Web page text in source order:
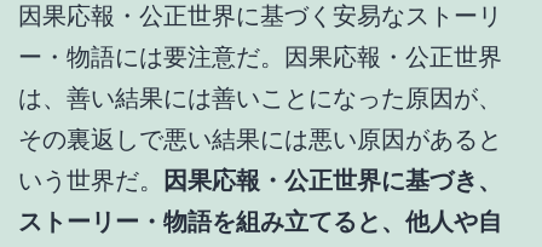
因果応報・公正世界に基づく安易なストーリ
ー・物語には要注意だ。因果応報・公正世界
は、善い結果には善いことになった原因が、
その裏返しで悪い結果には悪い原因があると
いう世界だ。
因果応報・公正世界に基づき、
ストーリー・物語を組み立てると、他人や自